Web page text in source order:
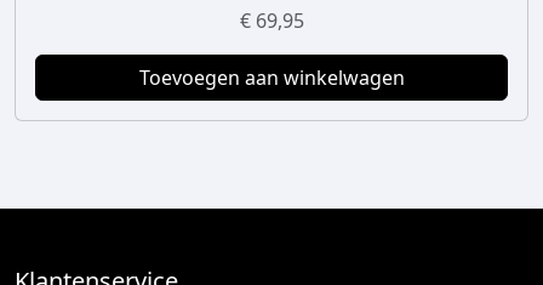
€69,95
Toevoegen aan winkelwagen